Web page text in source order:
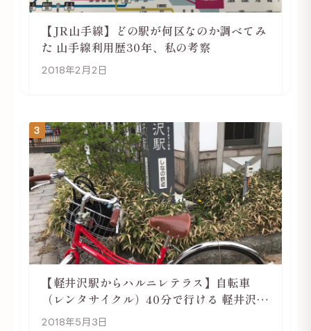
【JR山手線】どの駅が何区なのか調べてみ
た 山手線利用歴30年、私の考察
2018年2月2日
3
【軽井沢駅からハルニレテラス】自転車
（レンタサイクル）40分で行ける 軽井沢旅
行は自転車利用がおススメ
2018年5月3日